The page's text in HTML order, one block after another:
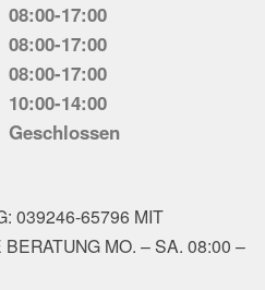
08:00-17:00
08:00-17:00
08:00-17:00
10:00-14:00
Geschlossen
039246-65796 MIT
MO. – SA. 08:00 –